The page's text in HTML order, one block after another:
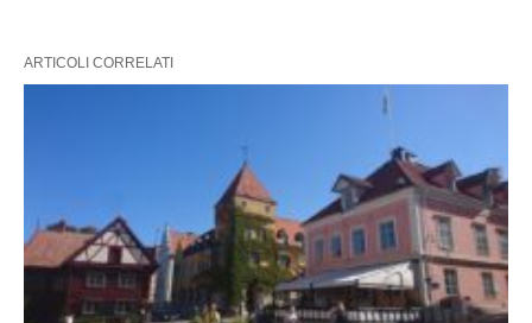
ARTICOLI CORRELATI